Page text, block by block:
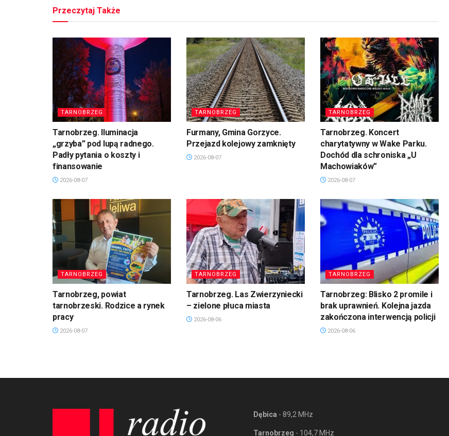
Przeczytaj Także
TARNOBRZEG
Tarnobrzeg. Iluminacja
„grzyba” pod lupą radnego.
Padły pytania o koszty i
finansowanie
2026-08-07
TARNOBRZEG
Furmany, Gmina Gorzyce.
Przejazd kolejowy zamknięty
2026-08-07
TARNOBRZEG
Tarnobrzeg. Koncert
charytatywny w Wake Parku.
Dochód dla schroniska „U
Machowiaków”
2026-08-07
TARNOBRZEG
Tarnobrzeg, powiat
tarnobrzeski. Rodzice a rynek
pracy
2026-08-07
TARNOBRZEG
Tarnobrzeg. Las Zwierzyniecki
– zielone płuca miasta
2026-08-06
TARNOBRZEG
Tarnobrzeg: Blisko 2 promile i
brak uprawnień. Kolejna jazda
zakończona interwencją policji
2026-08-06
Dębica - 89,2 MHz
Tarnobrzeg - 104,7 MHz